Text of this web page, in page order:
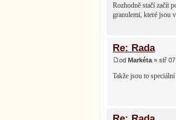
Rozhodně stačí začít
granulemi, které jsou
Re: Rada
od Markéta » stř
Takže jsou to